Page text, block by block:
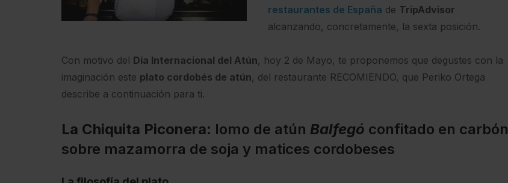
restaurantes de España de TripAdvisor
alcanzando, concretamente, la sexta posición.
Con motivo del Día Internacional del Atún, hoy 2 de Mayo, te proponemos que degustes con la
imaginación este plato cordobés de atún, del restaurante RECOMIENDO, que Periko Ortega
describe a continuación para ti.
La Chiquita Piconera: lomo de atún Balfegó confitado en carbón
sobre mazamorra de soja y matices cordobeses